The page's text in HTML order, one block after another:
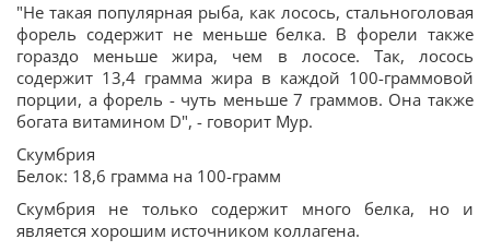
"Не такая популярная рыба, как лосось, стальноголовая
форель содержит не меньше белка. В форели также
гораздо меньше жира, чем в лососе. Так, лосось
содержит 13,4 грамма жира в каждой 100-граммовой
порции, а форель - чуть меньше 7 граммов. Она также
богата витамином D", - говорит Мур.
Скумбрия
Белок: 18,6 грамма на 100-грамм
Скумбрия не только содержит много белка, но и
является хорошим источником коллагена.